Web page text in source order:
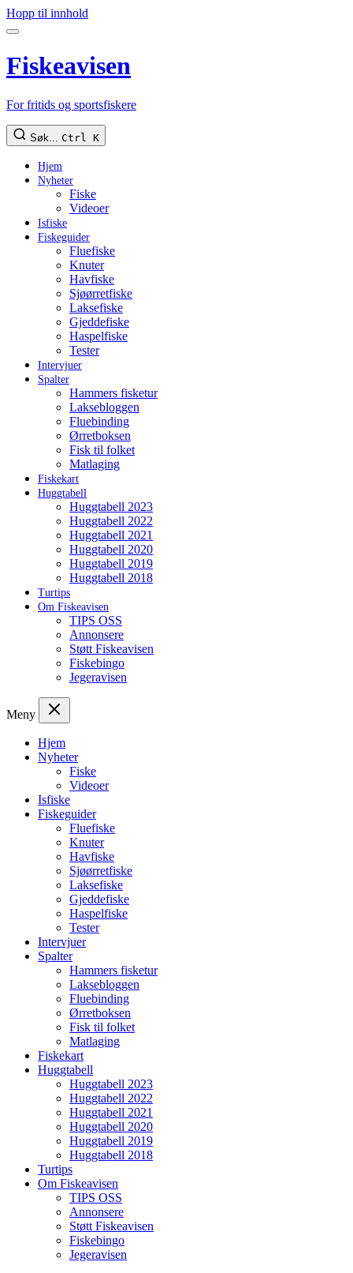
Hopp til innhold
Fiskeavisen
For fritids og sportsfiskere
Søk... Ctrl K
Hjem
Nyheter
Fiske
Videoer
Isfiske
Fiskeguider
Fluefiske
Knuter
Havfiske
Sjøørretfiske
Laksefiske
Gjeddefiske
Haspelfiske
Tester
Intervjuer
Spalter
Hammers fisketur
Laksebloggen
Fluebinding
Ørretboksen
Fisk til folket
Matlaging
Fiskekart
Huggtabell
Huggtabell 2023
Huggtabell 2022
Huggtabell 2021
Huggtabell 2020
Huggtabell 2019
Huggtabell 2018
Turtips
Om Fiskeavisen
TIPS OSS
Annonsere
Støtt Fiskeavisen
Fiskebingo
Jegeravisen
Meny
Hjem
Nyheter
Fiske
Videoer
Isfiske
Fiskeguider
Fluefiske
Knuter
Havfiske
Sjøørretfiske
Laksefiske
Gjeddefiske
Haspelfiske
Tester
Intervjuer
Spalter
Hammers fisketur
Laksebloggen
Fluebinding
Ørretboksen
Fisk til folket
Matlaging
Fiskekart
Huggtabell
Huggtabell 2023
Huggtabell 2022
Huggtabell 2021
Huggtabell 2020
Huggtabell 2019
Huggtabell 2018
Turtips
Om Fiskeavisen
TIPS OSS
Annonsere
Støtt Fiskeavisen
Fiskebingo
Jegeravisen